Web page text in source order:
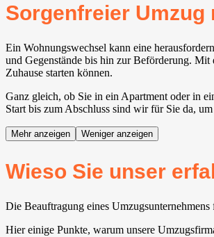
Sorgenfreier
Ein Wohnungswechsel kann eine
und Gegenstände bis hin zur Beförderung.
Zuhause starten können.
Ganz gleich, ob Sie in ein Apartment oder in
Start bis zum Abschluss sind wir für Sie da,
Mehr anzeigen Weniger anzeigen
Wieso Sie unser
Die Beauftragung eines
Hier einige Punkte, warum unsere